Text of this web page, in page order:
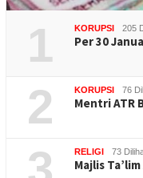
1 KORUPSI 205
Per 30
2 KORUPSI 76
Mentri ATR
RELIGI 73
Majlis